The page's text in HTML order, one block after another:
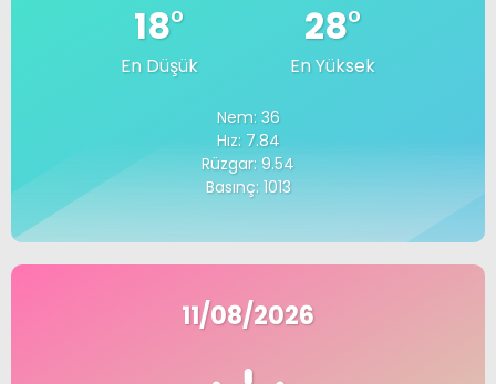
18°
En Düşük
28°
En Yüksek
Nem: 36
Hız: 7.84
Rüzgar: 9.54
Basınç: 1013
11/08/2026